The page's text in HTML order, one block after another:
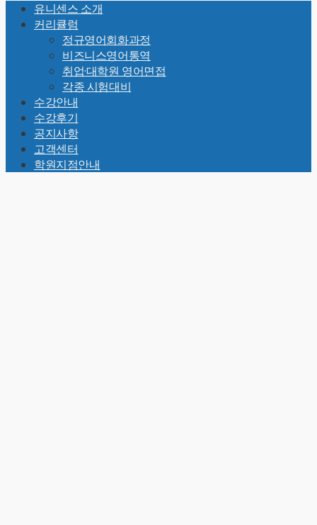
Top
유니센스 소개
커리큘럼
정규영어회화과정
비즈니스영어통역
취업·대학원 영어면접
각종 시험대비
수강안내
수강후기
공지사항
고객센터
학원지점안내